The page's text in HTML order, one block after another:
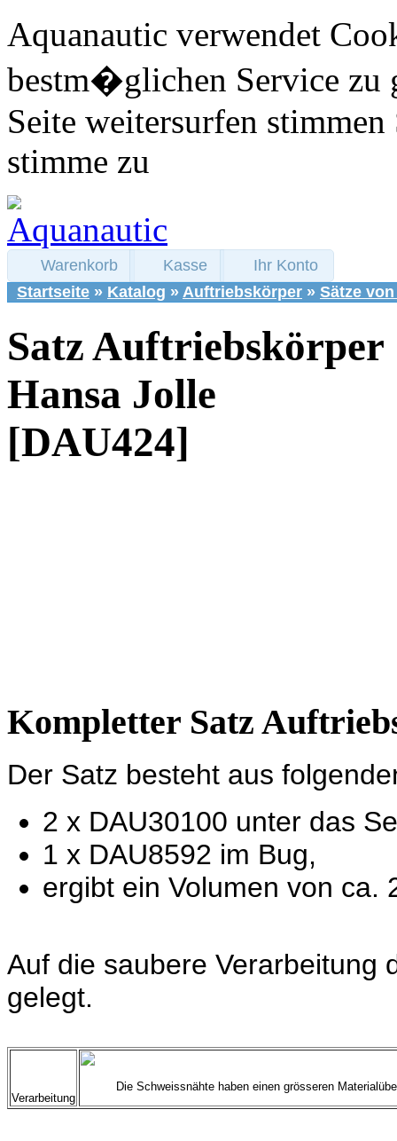
Aquanautic verwendet
bestm�glichen Service zu
Seite weitersurfen stimmen
stimme zu
Warenkorb Kasse
Ihr Konto
Startseite » Katalog » Auftriebskörper » Sätze
Satz Auftriebskörper
Hansa Jolle
[DAU424]
Kompletter Satz
Der Satz besteht aus
2 x DAU30100 unter das
1 x DAU8592 im Bug,
ergibt ein Volumen von ca.
Auf die saubere Verarbeitung
gelegt.
Verarbeitung
Die Schweissnähte haben einen grösseren